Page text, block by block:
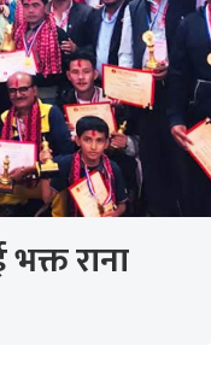
राना